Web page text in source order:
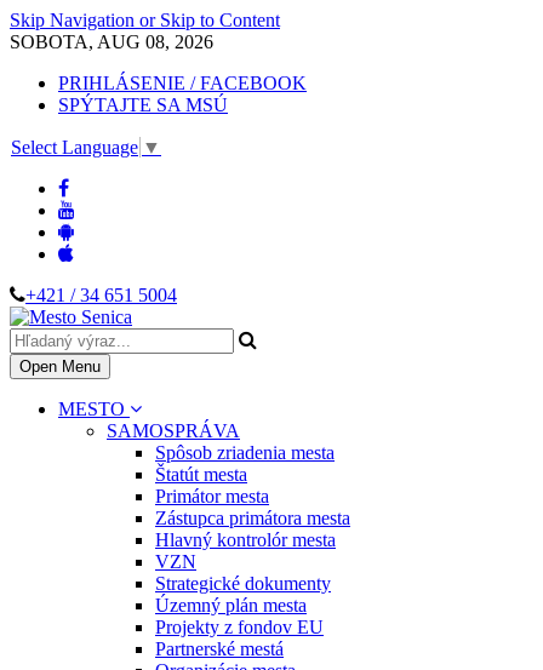
Skip Navigation or Skip to Content
SOBOTA, AUG 08, 2026
PRIHLÁSENIE / FACEBOOK
SPÝTAJTE SA MSÚ
Select Language ▼
+421 / 34 651 5004
Open Menu
MESTO
SAMOSPRÁVA
Spôsob zriadenia mesta
Štatút mesta
Primátor mesta
Zástupca primátora mesta
Hlavný kontrolór mesta
VZN
Strategické dokumenty
Územný plán mesta
Projekty z fondov EU
Partnerské mestá